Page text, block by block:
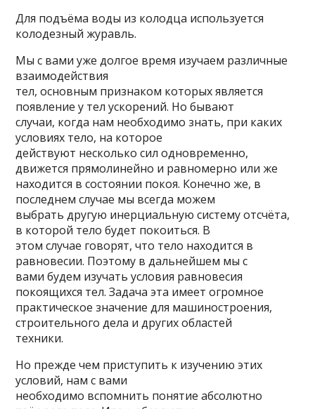
Для подъёма воды из колодца используется
колодезный журавль.
Мы с вами уже долгое время изучаем различные
взаимодействия
тел, основным признаком которых является
появление у тел ускорений. Но бывают
случаи, когда нам необходимо знать, при каких
условиях тело, на которое
действуют несколько сил одновременно,
движется прямолинейно и равномерно или же
находится в состоянии покоя. Конечно же, в
последнем случае мы всегда можем
выбрать другую инерциальную систему отсчёта,
в которой тело будет покоиться. В
этом случае говорят, что тело находится в
равновесии. Поэтому в дальнейшем мы с
вами будем изучать условия равновесия
покоящихся тел. Задача эта имеет огромное
практическое значение для машиностроения,
строительного дела и других областей
техники.
Но прежде чем приступить к изучению этих
условий, нам с вами
необходимо вспомнить понятие абсолютно